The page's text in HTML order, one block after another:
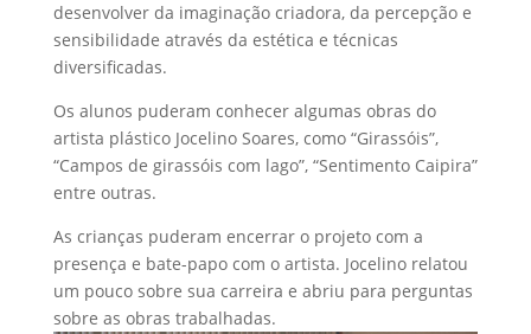
desenvolver da imaginação criadora, da percepção e
sensibilidade através da estética e técnicas
diversificadas.
Os alunos puderam conhecer algumas obras do
artista plástico Jocelino Soares, como “Girassóis”,
“Campos de girassóis com lago”, “Sentimento Caipira”
entre outras.
As crianças puderam encerrar o projeto com a
presença e bate-papo com o artista. Jocelino relatou
um pouco sobre sua carreira e abriu para perguntas
sobre as obras trabalhadas.